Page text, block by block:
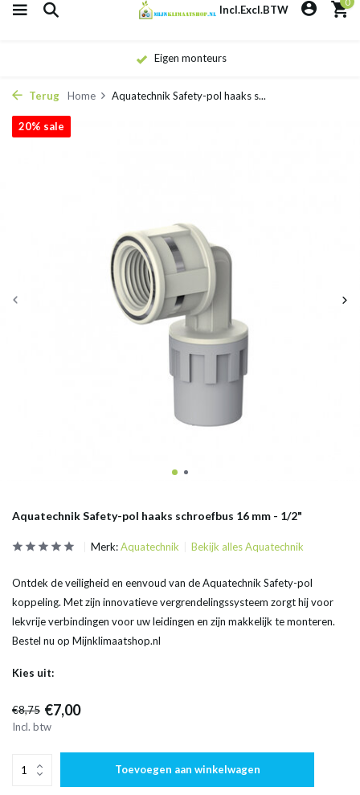
Incl.Excl.BTW
Eigen monteurs
Terug Home Aquatechnik Safety-pol haaks s...
Aquatechnik Safety-pol haaks schroefbus 16 mm - 1/2"
20% sale
Merk:Aquatechnik Bekijk alles Aquatechnik
Ontdek de veiligheid en eenvoud van de Aquatechnik Safety-pol
koppeling. Met zijn innovatieve vergrendelingssysteem zorgt hij voor
lekvrije verbindingen voor uw leidingen en zijn makkelijk te monteren.
Bestel nu op Mijnklimaatshop.nl
Kies uit:
€8,75 €7,00
Incl. btw
Toevoegen aan winkelwagen